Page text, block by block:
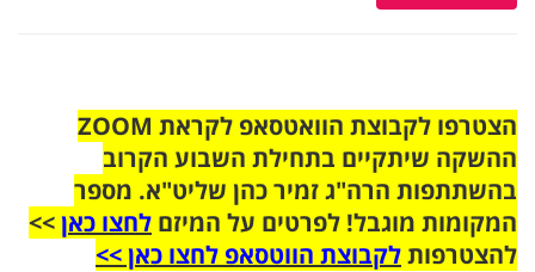
הצטרפו לקבוצת הוואטסאפ לקראת ZOOM
ההשקה שיתקיים בתחילת השבוע הקרוב
בהשתתפות הרה"ג זמיר כהן שליט"א. מספר
המקומות מוגבל! לפרטים על המיזם לחצו כאן>>
להצטרפותלקבוצת הווטסאפ לחצו כאן >>